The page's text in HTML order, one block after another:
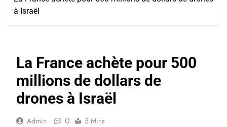
à Israël
La France achète pour 500
millions de dollars de
drones à Israël
Admin 0 5 Mins